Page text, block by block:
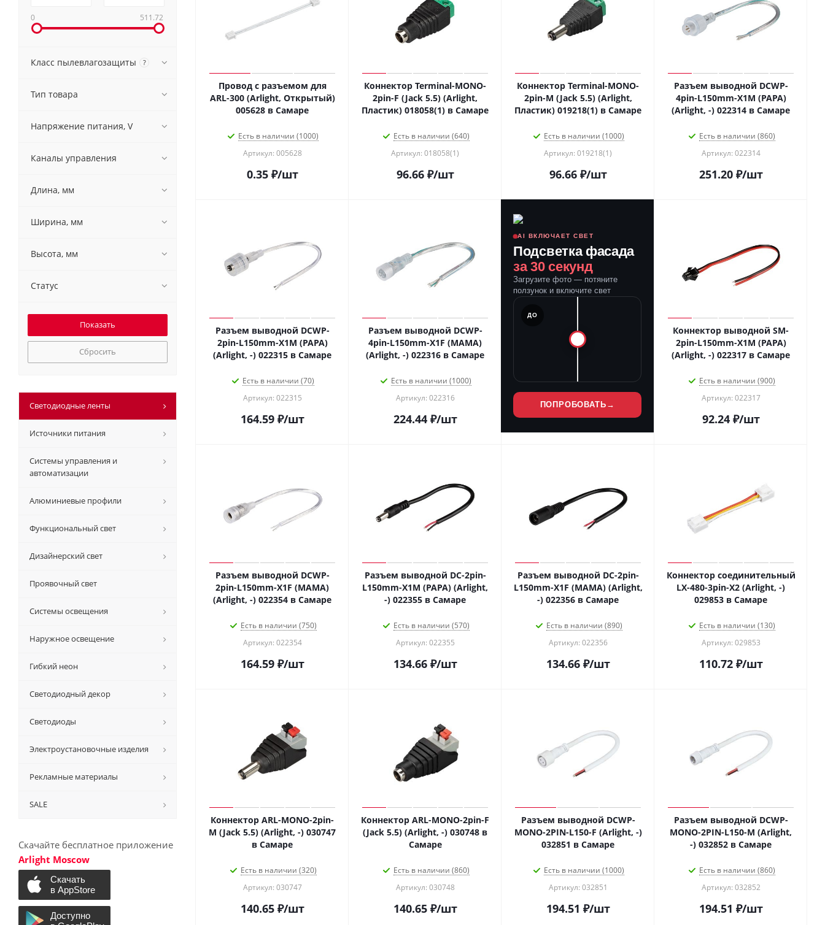
Провод с разъемом для
ARL-300 (Arlight, Открытый)
005628 в Самаре
Есть в наличии (1000)
Артикул: 005628
0.35₽/шт
Коннектор Terminal-MONO-
2pin-F (Jack 5.5) (Arlight,
Пластик) 018058(1) в Самаре
Есть в наличии (640)
Артикул: 018058(1)
96.66₽/шт
Коннектор Terminal-MONO-
2pin-M (Jack 5.5) (Arlight,
Пластик) 019218(1) в Самаре
Есть в наличии (1000)
Артикул: 019218(1)
96.66₽/шт
Разъем выводной DCWP-
4pin-L150mm-X1M (PAPA)
(Arlight, -) 022314 в Самаре
Есть в наличии (860)
Артикул: 022314
251.20₽/шт
Разъем выводной DCWP-
2pin-L150mm-X1M (PAPA)
(Arlight, -) 022315 в Самаре
Есть в наличии (70)
Артикул: 022315
164.59₽/шт
Разъем выводной DCWP-
4pin-L150mm-X1F (MAMA)
(Arlight, -) 022316 в Самаре
Есть в наличии (1000)
Артикул: 022316
224.44₽/шт
AI ВКЛЮЧАЕТ СВЕТ
Подсветка фасада
за 30 секунд
Загрузите фото — потяните
ползунок и включите свет
ДО
ПОПРОБОВАТЬ →
Коннектор выводной SM-
2pin-L150mm-X1M (PAPA)
(Arlight, -) 022317 в Самаре
Есть в наличии (900)
Артикул: 022317
92.24₽/шт
Разъем выводной DCWP-
2pin-L150mm-X1F (MAMA)
(Arlight, -) 022354 в Самаре
Есть в наличии (750)
Артикул: 022354
164.59₽/шт
Разъем выводной DC-2pin-
L150mm-X1M (PAPA) (Arlight,
-) 022355 в Самаре
Есть в наличии (570)
Артикул: 022355
134.66₽/шт
Разъем выводной DC-2pin-
L150mm-X1F (MAMA) (Arlight,
-) 022356 в Самаре
Есть в наличии (890)
Артикул: 022356
134.66₽/шт
Коннектор соединительный
LX-480-3pin-X2 (Arlight, -)
029853 в Самаре
Есть в наличии (130)
Артикул: 029853
110.72₽/шт
Коннектор ARL-MONO-2pin-
M (Jack 5.5) (Arlight, -) 030747
в Самаре
Есть в наличии (320)
Артикул: 030747
140.65₽/шт
Коннектор ARL-MONO-2pin-F
(Jack 5.5) (Arlight, -) 030748 в
Самаре
Есть в наличии (860)
Артикул: 030748
140.65₽/шт
Разъем выводной DCWP-
MONO-2PIN-L150-F (Arlight, -)
032851 в Самаре
Есть в наличии (1000)
Артикул: 032851
194.51 ₽/шт
Разъем выводной DCWP-
MONO-2PIN-L150-M (Arlight,
-) 032852 в Самаре
Есть в наличии (860)
Артикул: 032852
194.51 ₽/шт
0 511.72
Класс пылевлагозащиты ?
Тип товара
Напряжение питания, V
Каналы управления
Длина, мм
Ширина, мм
Высота, мм
Статус
Сбросить
Светодиодные ленты
Источники питания
Системы управления и
автоматизации
Алюминиевые профили
Функциональный свет
Дизайнерский свет
Проявочный свет
Системы освещения
Наружное освещение
Гибкий неон
Светодиодный декор
Светодиоды
Электроустановочные изделия
Рекламные материалы
SALE
Скачайте бесплатное приложение
Arlight Moscow